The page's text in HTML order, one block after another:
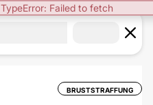
TypeError: Failed to fetch
BRUSTSTRAFFUNG